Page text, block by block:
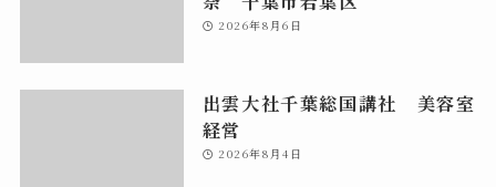
2026年8月6日
出雲大社千葉総国講社 美容室
経営
2026年8月4日